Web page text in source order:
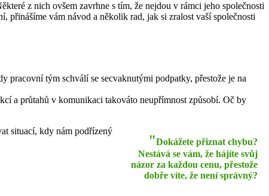
z nich ovšem zavrhne s tím, že nejdou v rámci jeho společnosti
přinášíme vám návod a několik rad, jak si zralost vaší společnosti
pracovní tým schválí se secvaknutými podpatky, přestože je na
a průtahů v komunikaci takováto neupřímnost způsobí. Oč by
"Dokážete přiznat chybu?
Nestává se vám, že hájíte svůj
názor za každou cenu, přestože
dobře víte, že není správný?
situací, kdy nám podřízený